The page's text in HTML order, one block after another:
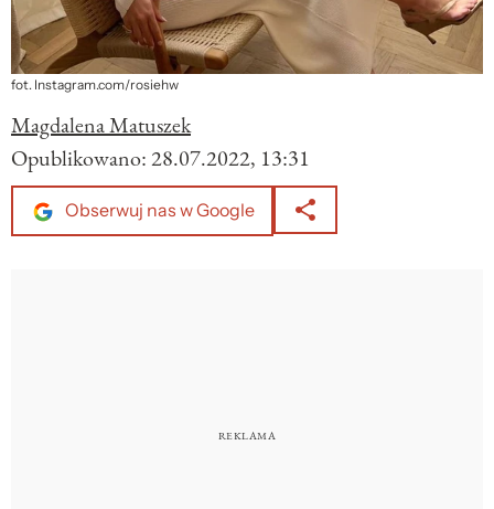
fot. Instagram.com/rosiehw
Magdalena Matuszek
Opublikowano:28.07.2022, 13:31
Obserwuj nas w Google